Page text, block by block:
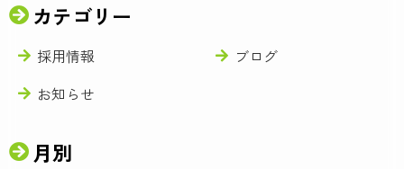
カテゴリー
採用情報
ブログ
お知らせ
月別